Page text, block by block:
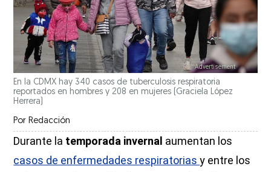
En la CDMX hay 340 casos de tuberculosis respiratoria
reportados en hombres y 208 en mujeres (Graciela López
Herrera)
Por Redacción
Durante la temporada invernal aumentan los
casos de enfermedades respiratoriasy entre los